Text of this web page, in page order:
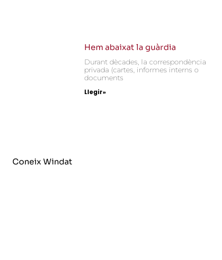
Hem abaixat la guàrdia
Durant dècades, la correspondència
privada (cartes, informes interns o
documents
Llegir»
Coneix Windat